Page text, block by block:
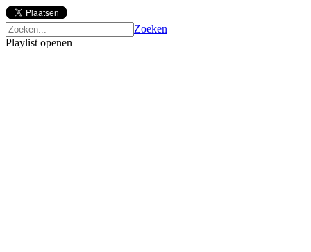
Zoeken
Playlist openen